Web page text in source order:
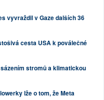
vyvraždil v Gaze dalších 36
cesta USA k poválečné
stromů a klimatickou
lže o tom, že Meta